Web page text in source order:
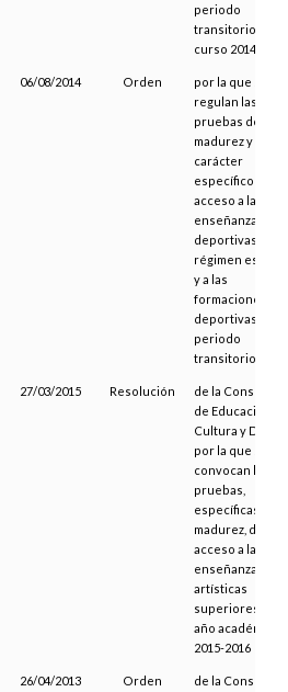
periodo
transitorio, para
curso 2014/2015
06/08/2014 Orden
por la que se
regulan las
pruebas de
madurez y de
carácter
específico para
acceso a las
enseñanzas
deportivas de
régimen
y a las
formaciones
deportivas en
periodo
transitorio
27/03/2015 Resolución
de la Consejería
de Educación,
Cultura y
por la que se
convocan las
pruebas,
específicas y de
madurez, de
acceso a las
enseñanzas
artísticas
superiores
año académico
2015-2016
26/04/2013 Orden
de la Consejera